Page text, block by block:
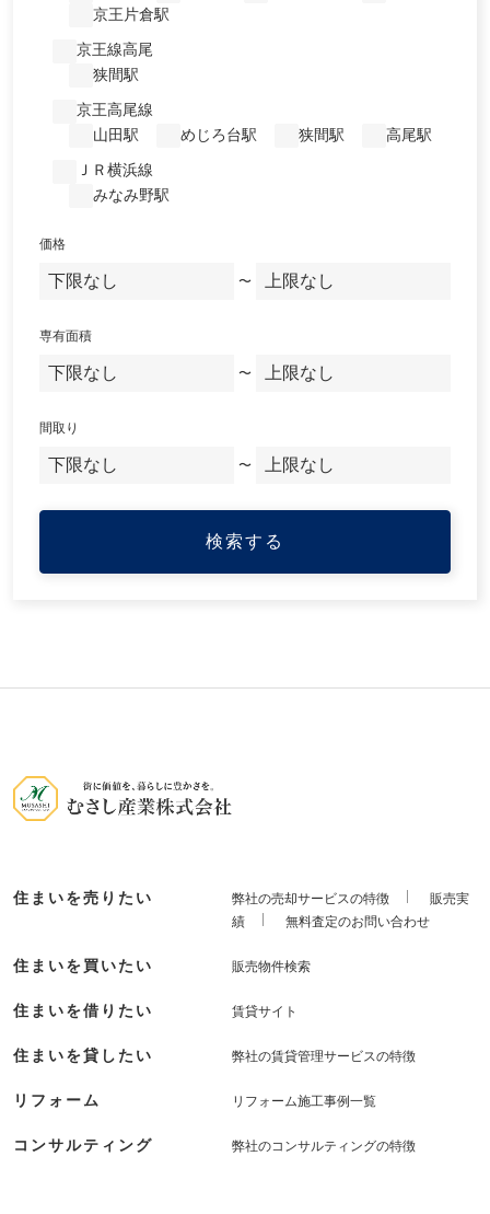
京王片倉駅
京王線高尾
狭間駅
京王高尾線
山田駅
めじろ台駅 狭間駅 高尾駅
ＪＲ横浜線
みなみ野駅
価格
〜
専有面積
〜
間取り
〜
住まいを売りたい 弊社の売却サービスの特徴
販売実
績
無料査定のお問い合わせ
住まいを買いたい 販売物件検索
住まいを借りたい 賃貸サイト
住まいを貸したい 弊社の賃貸管理サービスの特徴
リフォーム リフォーム施工事例一覧
コンサルティング 弊社のコンサルティングの特徴